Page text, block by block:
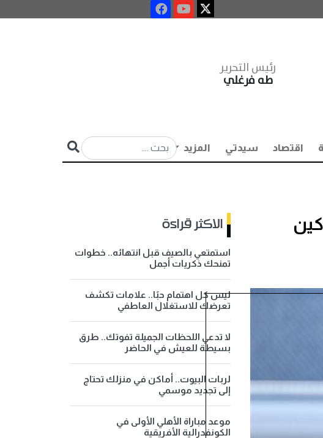
رئيس التحرير
طه فرغلي
اقتصاد سيدتي المزيد
الاكثر قراءة
استمتعي بالصيف قبل انتهائه.. خطوات
تمنحك ذكريات أجمل
ليس كل اهتمام حبًا.. علامات تكشف
تعرضك للاستغلال العاطفي
لا تدعي اللحظات الجميلة تفوتك.. طرق
بسيطة للعيش في الحاضر
لربات البيوت.. أماكن في منزلك تحتاج
إلى تجديد موسمي
موعد مباراة الأهلي الأولى في
الكونفدرالية الأفريقية